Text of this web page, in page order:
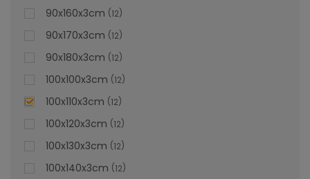
90x160x3cm 12
90x170x3cm 12
90x180x3cm 12
100x100x3cm 12
100x110x3cm 12
100x120x3cm 12
100x130x3cm 12
100x140x3cm 12